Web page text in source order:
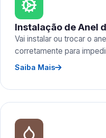
Instalação de Anel
Vai instalar ou trocar o
corretamente para
Saiba Mais